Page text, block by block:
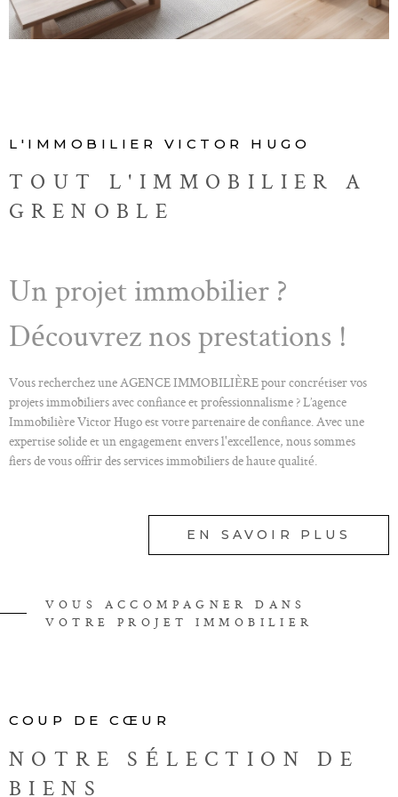
ALERTE E-
L'IMMOBILIER VICTOR HUGO
TOUT L'IMMOBILIER A
GRENOBLE
Un projet immobilier ?
Découvrez nos prestations !
Vous recherchez une AGENCE IMMOBILIÈRE pour concrétiser vos
projets immobiliers avec confiance et professionnalisme ? L’agence
Immobilière Victor Hugo est votre partenaire de confiance. Avec une
expertise solide et un engagement envers l'excellence, nous sommes
fiers de vous offrir des services immobiliers de haute qualité.
À l'agence Immobilière Victor Hugo, nous comprenons que chaque projet
Notre équipe dédiée met à votre disposition son savoir-faire et son réseau
pour VOUS ACCOMPAGNER À CHAQUE ÉTAPE DE VOTRE
LOCATION D'UN LOGEMENT dans la région.
Nos services de vente et de location
EN SAVOIR PLUS
VOUS ACCOMPAGNER DANS
VOTRE PROJET IMMOBILIER
COUP DE CŒUR
NOTRE SÉLECTION
DE
BIENS